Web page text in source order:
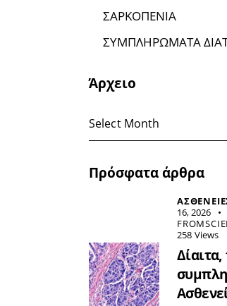
ΣΑΡΚΟΠΕΝΙΑ
ΣΥΜΠΛΗΡΩΜΑΤΑ
Άρχειο
Πρόσφατα άρθρα
16, 2026
258 Views